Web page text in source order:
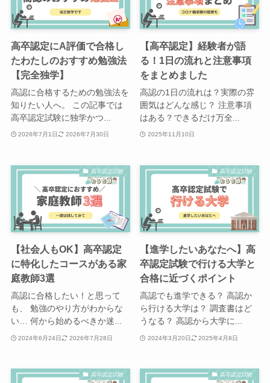
高卒認定にA評価で合格し
たわたしのおすすめ勉強法
【完全独学】
高認に合格するための勉強法を
知りたい人へ。 この記事では
高卒認定試験に独学かつ...
2026年7月1日 2026年7月30日
【高卒認定】経験者が語
る！1日の流れと注意事項
をまとめました
高認の1日の流れは？実際の雰
囲気はどんな感じ？ 注意事項
はある？できるだけ万全...
2025年11月10日
高卒認定試験
【社会人もOK】高卒認定
に特化したコースがある家
庭教師3選
高認に合格したい！と思って
も、 勉強のやり方がわからな
い… 何から始めるべきか迷...
2024年6月24日 2026年7月28日
高卒認定試験
【進学したいあなたへ】高
卒認定試験で行ける大学と
合格に近づくポイント
高認でも進学できる？ 高認か
ら行ける大学は？ 調査書はど
うなる？ 高認から大学に...
2024年3月20日 2025年4月8日
高卒認定試験 高卒認定試験